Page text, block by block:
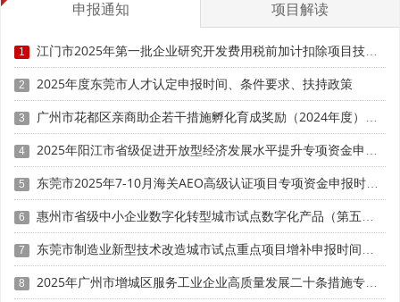
(二)构建动态调整机制
建立“政策-市场”双向反馈机制，企业设计团队需定期收
集市场动态与消费者反馈，同时密切关注政策变化。当政策
扶持方向发生调整时，及时评估对企业设计业务的影响;依据
市场需求波动，灵活调整设计项目资源分配。如在政策大力
推广绿色设计时，企业可同步开发环保型产品，满足政策要
求的同时，迎合消费者对可持续产品的需求。
(三)强化产学研合作
申报通知 项目解读
1 江门市2025年第一批企业研究开发费用税前加计扣除项目技术鉴定申报时间、条件要求
2 2025年度东莞市人才认定申报时间、条件要求、扶持政策
3 广州市花都区亲商助企若干措施孵化育成奖励（2024年度）申报时间、条件要求、补助奖励
4 2025年阳江市省级促进开放型经济发展水平提升专项资金申报时间、条件要求、补助奖励
5 东莞市2025年7-10月海关AEO高级认证项目专项资金申报时间、条件要求、扶持奖励
6 惠州市省级中小企业数字化转型城市试点数字化产品（第五批）征集申报时间、条件要求
7 东莞市制造业新型技术改造城市试点重点项目增补申报时间、条件要求、补助奖励
8 2025年广州市增城区服务工业企业高质量发展二十条措施专项资金申报时间、条件要求、补助奖励